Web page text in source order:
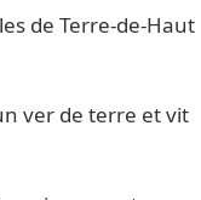
de Terre-de-Haut
ver de terre et vit